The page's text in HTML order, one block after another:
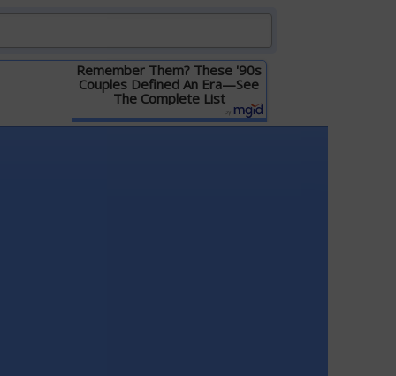
Remember Them? These '90s
Couples Defined An Era—See
The Complete List
Детальніше